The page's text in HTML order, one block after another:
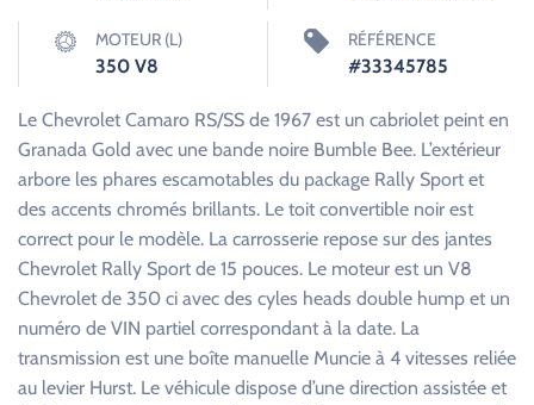
MOTEUR (L)
350 V8
RÉFÉRENCE
#33345785
Le Chevrolet Camaro RS/SS de 1967 est un cabriolet peint en
Granada Gold avec une bande noire Bumble Bee. L’extérieur
arbore les phares escamotables du package Rally Sport et
des accents chromés brillants. Le toit convertible noir est
correct pour le modèle. La carrosserie repose sur des jantes
Chevrolet Rally Sport de 15 pouces. Le moteur est un V8
Chevrolet de 350 ci avec des cyles heads double hump et un
numéro de VIN partiel correspondant à la date. La
transmission est une boîte manuelle Muncie à 4 vitesses reliée
au levier Hurst. Le véhicule dispose d’une direction assistée et